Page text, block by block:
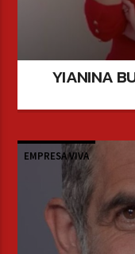
YIANINA
EMPRESA VIVA